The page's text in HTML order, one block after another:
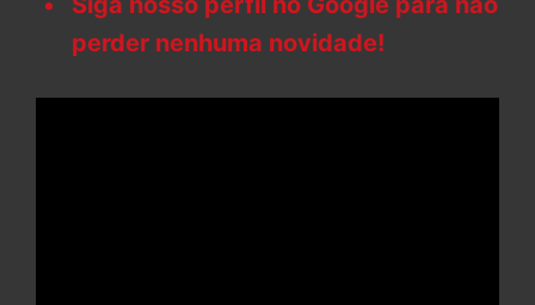
perder nenhuma novidade!